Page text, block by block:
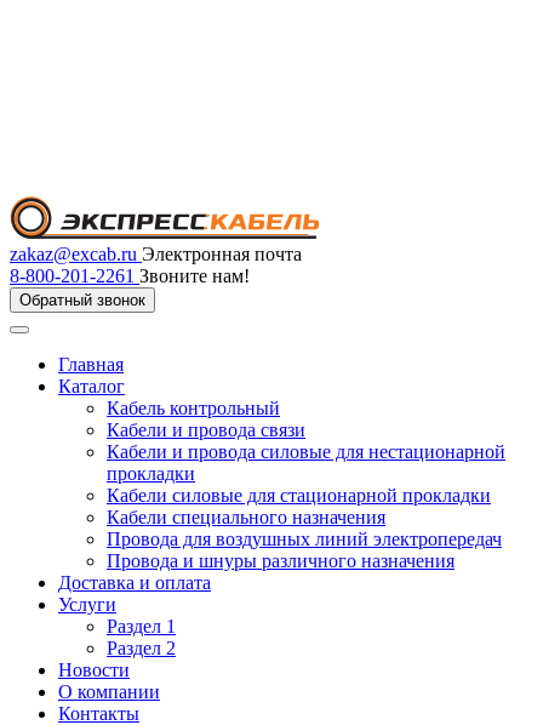
zakaz@excab.ru Электронная почта
8-800-201-2261 Звоните нам!
Обратный звонок
Главная
Каталог
Кабель контрольный
Кабели и провода связи
Кабели и провода силовые для нестационарной
прокладки
Кабели силовые для стационарной прокладки
Кабели специального назначения
Провода для воздушных линий электропередач
Провода и шнуры различного назначения
Доставка и оплата
Услуги
Раздел 1
Раздел 2
Новости
О компании
Контакты